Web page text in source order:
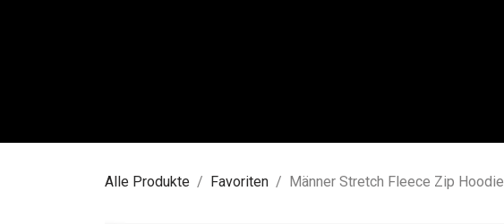
Alle Produkte Favoriten Männer Stretch Fleece Zip Hoodie